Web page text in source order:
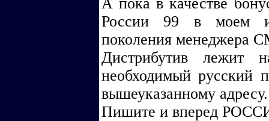
России 99 в моем
поколения менеджера
Дистрибутив лежит
необходимый русский
вышеуказанному
Пишите и вперед